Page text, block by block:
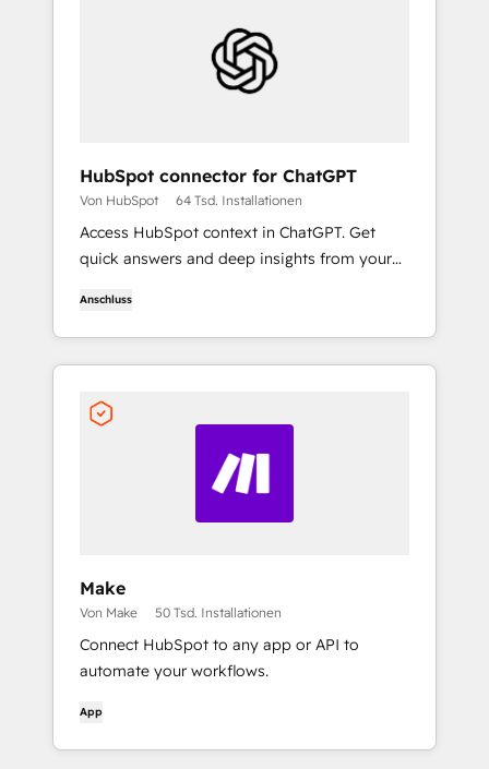
HubSpot connector for ChatGPT
Von HubSpot 64 Tsd. Installationen
Access HubSpot context in ChatGPT. Get
quick answers and deep insights from your
tasks to doctorate-level research, right in
ChatGPT. No coding required.
Anschluss
Make
Von Make 50 Tsd. Installationen
Connect HubSpot to any app or API to
automate your workflows.
App